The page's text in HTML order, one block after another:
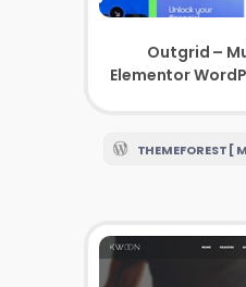
Outgrid –
Elementor
THEMEFOREST [